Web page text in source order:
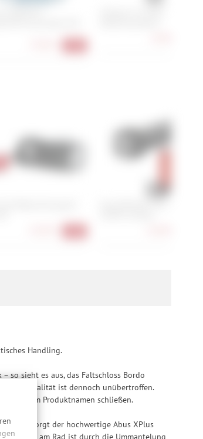
Handling.
so sieht es aus, das Faltschloss Bordo
Funktionalität ist dennoch unübertroffen.
„Key“ im Produktnamen schließen.
sorgt der hochwertige Abus XPlus
Kratzern am Rad ist durch die Ummantelung